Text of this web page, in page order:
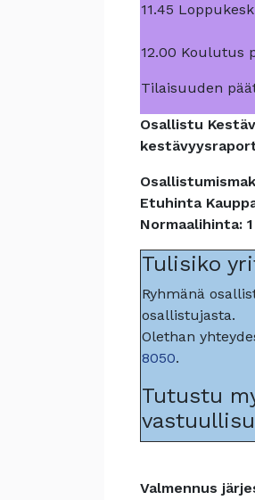
11.45
12.00 Koulutus
Tilaisuuden
Osallistu
Etuhinta
Normaalihinta:
Tulisiko
Ryhmänä
osallistujasta.
Olethan
8050.
Tutustu
Valmennus